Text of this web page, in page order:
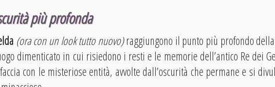
più profonda
(ora con un look tutto nuovo)raggiungono il punto più profondo
dimenticato in cui risiedono i resti e le memorie dell’antico Re dei
con le misteriose entità, avvolte dall’oscurità che permane e si